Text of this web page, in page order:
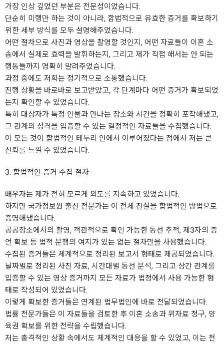
가장 인상 깊었던 부분은 전문성이었습니다.
단순히 미행만 하는 것이 아니라, 합법적으로 유효한 증거를 확보하기
위한 세부 방식를 모두 설명해주었습니다.
어떤 절차으로 사진과 영상을 촬영할 것인지, 어떤 자료들이 이혼 소
송에서 실제로 효력을 발휘하는지, 그리고 제가 직접 해서는 안 되는
행동들까지 명확히 알려주었습니다.
과정 중에도 저희는 정기적으로 소통했습니다.
진행 상황을 바로바로 보고받았고, 각 단계마다 어떤 증거가 확보되었
는지 확인할 수 있었습니다.
특히 대상자가 특정 인물과 만나는 장소와 시간을 정확히 포착해냈고,
그 관계의 성격을 입증할 수 있는 결정적인 자료들을 수집했습니다.
이 모든 것이 합법적인 테두리 안에서 이루어졌다는 점에서 저는 큰
신뢰를 느낄 수 있었습니다.
3. 합법적인 증거 수집 절차
배우자는 제가 전혀 모르게 외도를 지속하고 있었습니다.
하지만 국가정보원 출신 전문가는 이 전체 진실을 합법적인 방법으로
증명해냈습니다.
공공장소에서의 촬영, 객관적으로 확인 가능한 동선 추적, 제3자의 증
언 확보 등 법적 분쟁의 여지가 있는 없는 절차만을 사용했습니다.
수집된 증거들은 체계적으로 정리된 보고서 형태로 제공되었습니다.
날짜별로 정리된 사진 자료, 시간대별 동선 분석, 그리고 상간 관계를
입증할 수 있는 영상 증거까지 모든 자료가 법정에서 사용 가능한 형
태로 작성되어 있었습니다.
이렇게 확보한 증거들은 연계된 법무법인에 바로 전달되었습니다.
법률 전문가들은 이 자료들을 검토한 후 이혼 소송과 위자료 청구, 양
육권 확보를 위한 전략을 수립했습니다.
저는 충격적인 상황 속에서도 체계적인 대응을 할 수 있었고, 이는 전